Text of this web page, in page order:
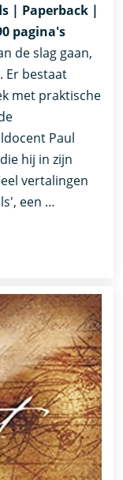
| Paperback |
pagina's
de slag gaan,
Er bestaat
met praktische
Paul
hij in zijn
vertalingen
een …